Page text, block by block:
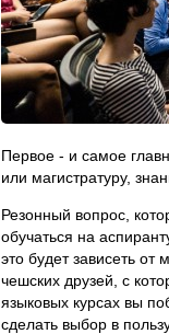
Первое - и самое
или магистратуру,
Резонный вопрос,
обучаться на
это будет зависеть от
чешских друзей, с
языковых курсах вы
сделать выбор в